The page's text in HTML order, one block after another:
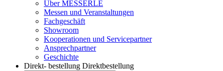
Über MESSERLE
Messen und Veranstaltungen
Fachgeschäft
Showroom
Kooperationen und Servicepartner
Ansprechpartner
Geschichte
Direkt- bestellung Direktbestellung